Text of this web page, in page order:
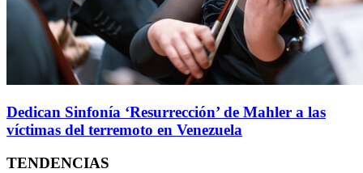
Dedican Sinfonía ‘Resurrección’ de Mahler a las
víctimas del terremoto en Venezuela
TENDENCIAS